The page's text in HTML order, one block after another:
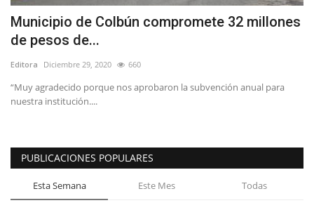
Espectáculos
Municipio de Colbún compromete 32 millones
de pesos de...
Editora Diciembre 29, 2020 660
“Muy agradecido porque nos aprobaron la subvención anual para
nuestra institución....
PUBLICACIONES POPULARES
Esta Semana Este Mes Todas